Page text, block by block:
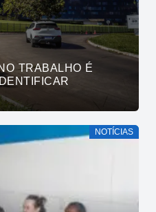
TRABALHO É
NOTÍCIAS